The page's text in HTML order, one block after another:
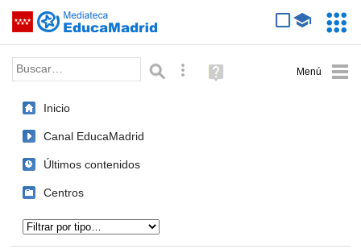
Saltar navegación
Palabra o frase: Búsqueda avanzada
Ayuda
(en
Inicio
Canal EducaMadrid
Últimos contenidos
Centros